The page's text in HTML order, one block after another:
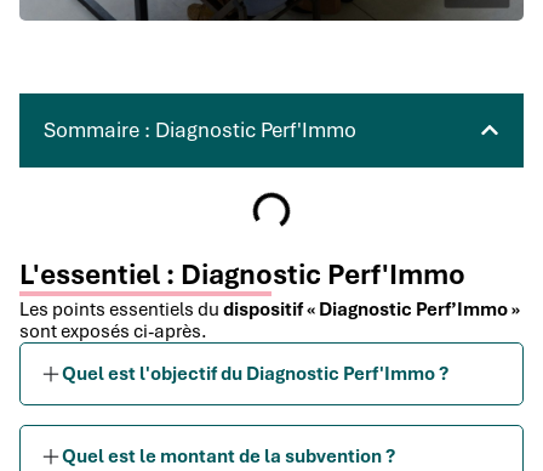
Sommaire : Diagnostic Perf'Immo
L'essentiel : Diagnostic Perf'Immo
Les points essentiels du dispositif « Diagnostic Perf’Immo »
sont exposés ci-après.
Quel est l'objectif du Diagnostic Perf'Immo ?
Quel est le montant de la subvention ?